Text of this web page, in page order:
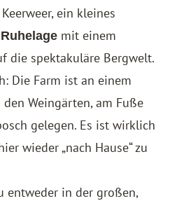
, ein kleines
mit einem
die spektakuläre Bergwelt.
Die Farm ist an einem
Weingärten, am Fuße
gelegen. Es ist wirklich
wieder „nach Hause“ zu
entweder in der großen,